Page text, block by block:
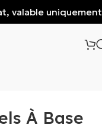
uniquement
À Base